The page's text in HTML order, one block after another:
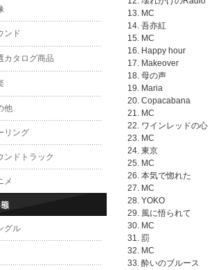
13. MC
14. 吾亦紅
15. MC
16. Happy hour
17. Makeover
18. 母の声
19. Maria
20. Copacabana
21. MC
22. ワインレッドの心
23. MC
24. 東京
25. MC
26. 本気で惚れた
27. MC
28. YOKO
29. 風に悟られて
30. MC
31. 罰
32. MC
33. 酔いのブルース
ンド
カタログ商品
他
リング
ンドトラック
メ
グル